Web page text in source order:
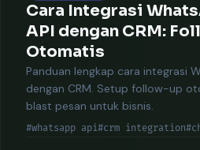
Cara Integrasi
API dengan CRM:
Otomatis
Panduan lengkap cara integrasi
dengan CRM. Setup follow-up
blast pesan untuk bisnis.
#whatsapp api#crm integration